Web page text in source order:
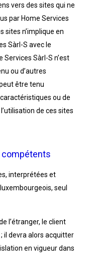
vers des sites qui ne
par Home Services
sites n’implique en
Sàrl-S avec le
Sàrl-S n’est
ou d’autres
être tenu
ou de
de ces sites
compétents
interprétées et
seul
l’étranger, le client
il devra alors acquitter
en vigueur dans